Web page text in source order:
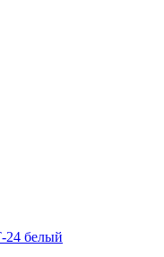
24 белый